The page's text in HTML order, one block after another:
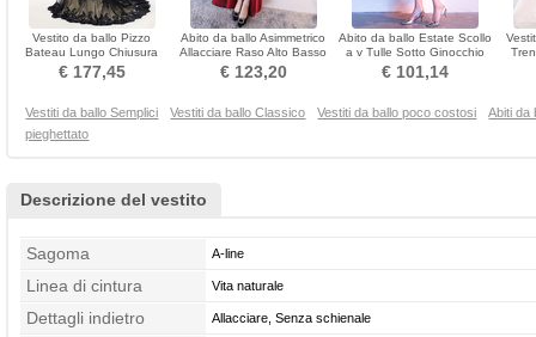
Vestito da ballo Pizzo
Bateau Lungo Chiusura
lampo Sirena Ricamo
€ 177,45
Abito da ballo Asimmetrico
Allacciare Raso Alto Basso
Banchetto
€ 123,20
Abito da ballo Estate Scollo
a v Tulle Sotto Ginocchio
Maniche mezze
€ 101,14
Vestiti da ballo Semplici Vestiti da ballo Classico Vestiti da ballo poco costosi
Abiti da
pieghettato
Descrizione del vestito
Sagoma A-line
Linea di cintura Vita naturale
Dettagli indietro Allacciare, Senza schienale